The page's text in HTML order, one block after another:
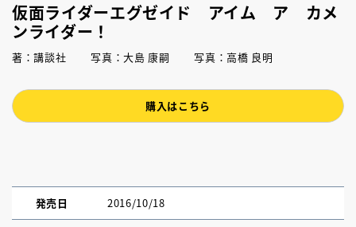
仮面ライダーエグゼイド アイム ア カメ
ンライダー！
著：講談社 写真：大島 康嗣 写真：高橋 良明
購入はこちら
発売日 2016/10/18